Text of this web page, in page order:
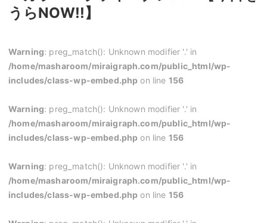
うらNOW!!】
Warning: preg_match(): Unknown modifier '.' in
/home/masharoom/miraigraph.com/public_html/wp-
includes/class-wp-embed.php on line 156
Warning: preg_match(): Unknown modifier '.' in
/home/masharoom/miraigraph.com/public_html/wp-
includes/class-wp-embed.php on line 156
Warning: preg_match(): Unknown modifier '.' in
/home/masharoom/miraigraph.com/public_html/wp-
includes/class-wp-embed.php on line 156